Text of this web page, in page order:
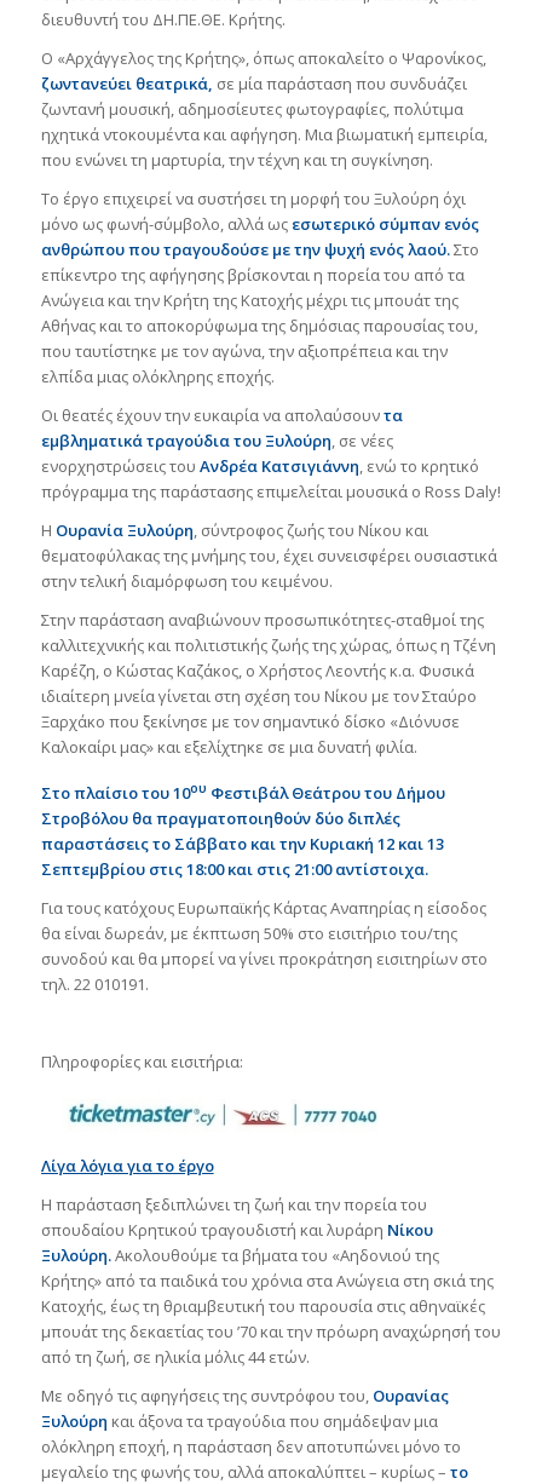
διευθυντή του ΔΗ.ΠΕ.ΘΕ. Κρήτης.
Ο «Αρχάγγελος της Κρήτης», όπως αποκαλείτο ο Ψαρονίκος,
ζωντανεύει θεατρικά, σε μία παράσταση που συνδυάζει
ζωντανή μουσική, αδημοσίευτες φωτογραφίες, πολύτιμα
ηχητικά ντοκουμέντα και αφήγηση. Μια βιωματική εμπειρία,
που ενώνει τη μαρτυρία, την τέχνη και τη συγκίνηση.
Το έργο επιχειρεί να συστήσει τη μορφή του Ξυλούρη όχι
μόνο ως φωνή-σύμβολο, αλλά ως εσωτερικό σύμπαν ενός
ανθρώπου που τραγουδούσε με την ψυχή ενός λαού.Στο
επίκεντρο της αφήγησης βρίσκονται η πορεία του από τα
Ανώγεια και την Κρήτη της Κατοχής μέχρι τις μπουάτ της
Αθήνας και το αποκορύφωμα της δημόσιας παρουσίας του,
που ταυτίστηκε με τον αγώνα, την αξιοπρέπεια και την
ελπίδα μιας ολόκληρης εποχής.
Οι θεατές έχουν την ευκαιρία να απολαύσουντα
εμβληματικά τραγούδια του Ξυλούρη, σε νέες
ενορχηστρώσεις του Ανδρέα Κατσιγιάννη, ενώ το κρητικό
πρόγραμμα της παράστασης επιμελείται μουσικά ο Ross Daly!
Η Ουρανία Ξυλούρη, σύντροφος ζωής του Νίκου και
θεματοφύλακας της μνήμης του, έχει συνεισφέρει ουσιαστικά
στην τελική διαμόρφωση του κειμένου.
Στην παράσταση αναβιώνουν προσωπικότητες-σταθμοί της
καλλιτεχνικής και πολιτιστικής ζωής της χώρας, όπως η Τζένη
Καρέζη, ο Κώστας Καζάκος, ο Χρήστος Λεοντής κ.α. Φυσικά
ιδιαίτερη μνεία γίνεται στη σχέση του Νίκου με τον Σταύρο
Ξαρχάκο που ξεκίνησε με τον σημαντικό δίσκο «Διόνυσε
Καλοκαίρι μας» και εξελίχτηκε σε μια δυνατή φιλία.
Στο πλαίσιο του 10ου Φεστιβάλ Θεάτρου του Δήμου
Στροβόλου θα πραγματοποιηθούν δύο διπλές
παραστάσεις το Σάββατο και την Κυριακή 12 και 13
Σεπτεμβρίου στις 18:00 και στις 21:00 αντίστοιχα.
Για τους κατόχους Ευρωπαϊκής Κάρτας Αναπηρίας η είσοδος
θα είναι δωρεάν, με έκπτωση 50% στο εισιτήριο του/της
συνοδού και θα μπορεί να γίνει προκράτηση εισιτηρίων στο
τηλ. 22 010191.
Πληροφορίες και εισιτήρια:
Λίγα λόγια για το έργο
Η παράσταση ξεδιπλώνει τη ζωή και την πορεία του
σπουδαίου Κρητικού τραγουδιστή και λυράρη Νίκου
Ξυλούρη.Ακολουθούμε τα βήματα του «Αηδονιού της
Κρήτης» από τα παιδικά του χρόνια στα Ανώγεια στη σκιά της
Κατοχής, έως τη θριαμβευτική του παρουσία στις αθηναϊκές
μπουάτ της δεκαετίας του ’70 και την πρόωρη αναχώρησή του
από τη ζωή, σε ηλικία μόλις 44 ετών.
Με οδηγό τις αφηγήσεις της συντρόφου του, Ουρανίας
Ξυλούρη και άξονα τα τραγούδια που σημάδεψαν μια
ολόκληρη εποχή, η παράσταση δεν αποτυπώνει μόνο το
μεγαλείο της φωνής του, αλλά αποκαλύπτει – κυρίως – το